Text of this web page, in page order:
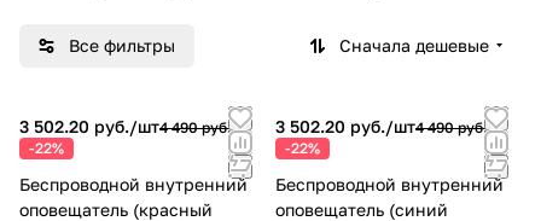
Все фильтры Сначала дешевые
3 502.20 руб./шт4 490 руб.
-22%
Беспроводной внутренний
оповещатель (красный
3 502.20 руб./шт4 490 руб.
-22%
Беспроводной внутренний
оповещатель (синий